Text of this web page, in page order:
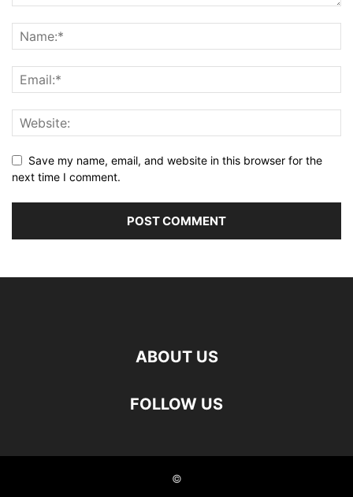
Save my name, email, and website in this browser for the
next time I comment.
ABOUT US
FOLLOW US
©